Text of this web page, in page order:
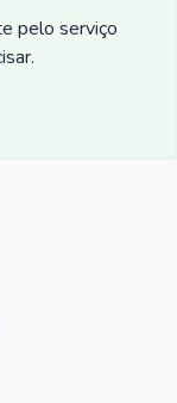
pelo serviço